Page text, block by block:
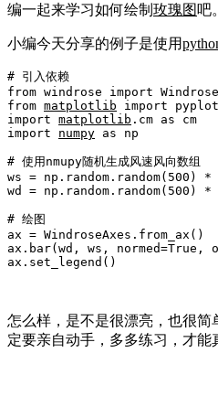
编一起来学习如何绘制 玫瑰图吧。
小编今天分享的例子是使用
# 引入依赖
from windrose import
from matplotlib import
import matplotlib .cm as cm
import numpy as np
# 使用nmupy随机生成风速风向数组
ws = np.random.random(500) *
wd = np.random.random(500) *
# 绘图
ax = WindroseAxes.from_ax()
ax.bar(wd, ws,
ax.set_legend()
怎么样，是不是很漂亮，也很简
定要亲自动手，多多练习，才能